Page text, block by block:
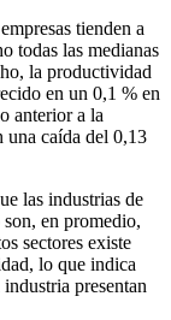
tienden a
todas las medianas
la productividad
en un 0,1 % en
anterior a la
una caída del 0,13
las industrias de
en promedio,
sectores existe
lo que indica
presentan